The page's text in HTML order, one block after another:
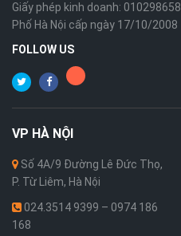
Giấy phép kinh doanh:
Phố Hà Nội cấp ngày 17/10/2008
FOLLOW US
VP HÀ NỘI
Số 4A/9 Đường Lê Đức Thọ,
P. Từ Liêm, Hà Nội
024.3514 9399 – 0974 186
168